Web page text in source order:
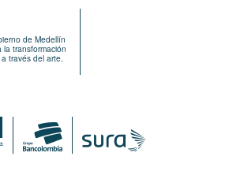
de Medellín
la transformación
través del arte.